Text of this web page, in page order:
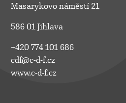
Masarykovo náměstí 21
586 01 Jihlava
+420 774 101 686
cdf@c-d-f.cz
www.c-d-f.cz